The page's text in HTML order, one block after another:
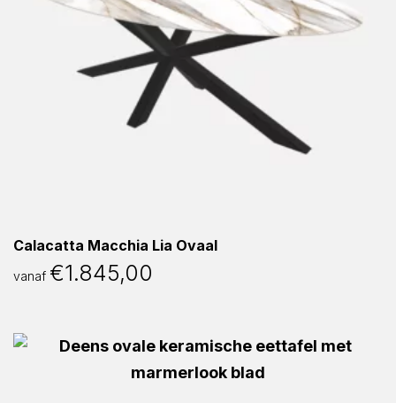
Calacatta Macchia Lia Ovaal
vanaf €1.845,00